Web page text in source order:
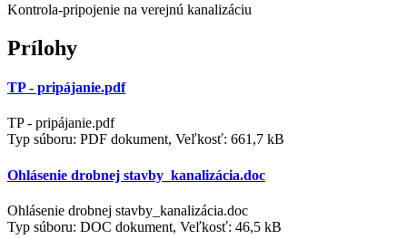
Kontrola-pripojenie na verejnú kanalizáciu
Prílohy
TP - pripájanie.pdf
TP - pripájanie.pdf
Typ súboru: PDF dokument, Veľkosť: 661,7 kB
Ohlásenie drobnej stavby_kanalizácia.doc
Ohlásenie drobnej stavby_kanalizácia.doc
Typ súboru: DOC dokument, Veľkosť: 46,5 kB